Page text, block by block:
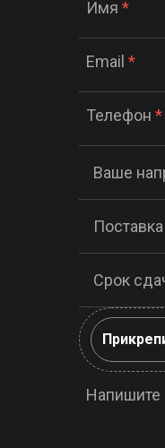
Имя *
Email *
Телефон *
Ваше
Срок